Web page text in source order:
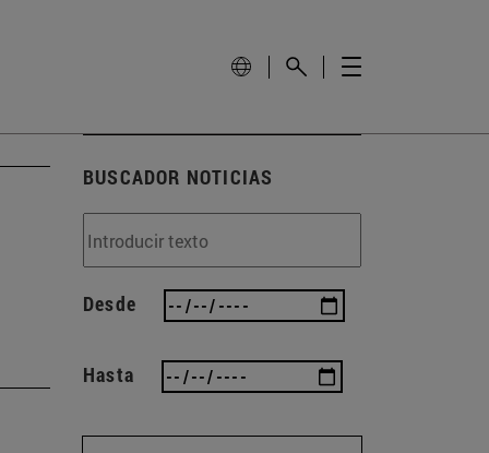
BUSCADOR NOTICIAS
Desde
Hasta